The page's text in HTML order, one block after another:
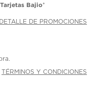
Tarjetas Bajio*
DETALLE DE PROMOCIONES
TÉRMINOS Y CONDICIONES